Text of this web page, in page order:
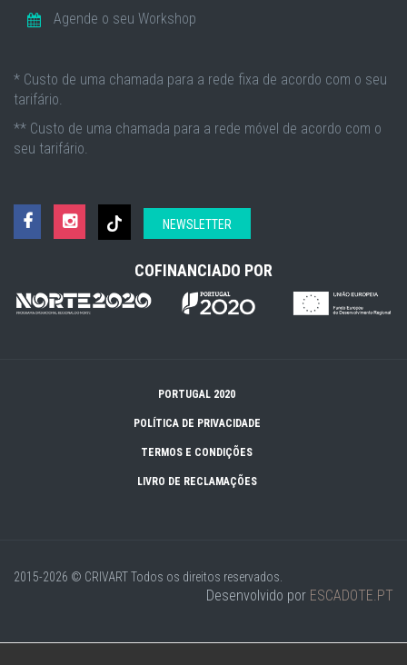
Agende o seu Workshop
* Custo de uma chamada para a rede fixa de acordo com o seu
tarifário.
** Custo de uma chamada para a rede móvel de acordo com o
seu tarifário.
NEWSLETTER
COFINANCIADO POR
PORTUGAL 2020
POLÍTICA DE PRIVACIDADE
TERMOS E CONDIÇÕES
LIVRO DE RECLAMAÇÕES
2015-2026 © CRIVARTTodos os direitos reservados.
Desenvolvido por ESCADOTE.PT